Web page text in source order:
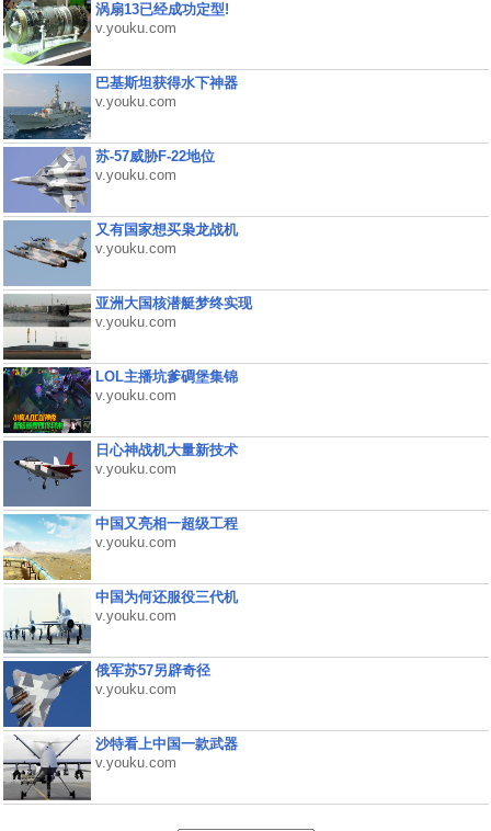
涡扇13已经成功定型!
v.youku.com
巴基斯坦获得水下神器
v.youku.com
苏-57威胁F-22地位
v.youku.com
又有国家想买枭龙战机
v.youku.com
亚洲大国核潜艇梦终实现
v.youku.com
LOL主播坑爹碉堡集锦
v.youku.com
日心神战机大量新技术
v.youku.com
中国又亮相一超级工程
v.youku.com
中国为何还服役三代机
v.youku.com
俄军苏57另辟奇径
v.youku.com
沙特看上中国一款武器
v.youku.com